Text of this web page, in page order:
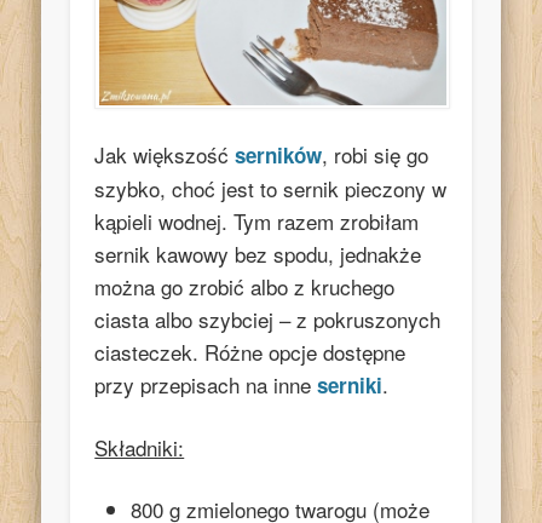
Jak większośćserników, robi się go
szybko, choć jest to sernik pieczony w
kąpieli wodnej. Tym razem zrobiłam
sernik kawowy bez spodu, jednakże
można go zrobić albo z kruchego
ciasta albo szybciej – z pokruszonych
ciasteczek. Różne opcje dostępne
przy przepisach na inneserniki.
Składniki:
800 g zmielonego twarogu (może